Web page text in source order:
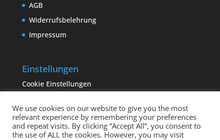
AGB
Widerrufsbelehrung
Impressum
Einstellungen
Cookie Einstellungen
We use cookies on our website to give you the most
relevant experience by remembering your preferences
and repeat visits. By clicking “Accept All”, you consent to
the use of ALL the cookies. However, you may visit